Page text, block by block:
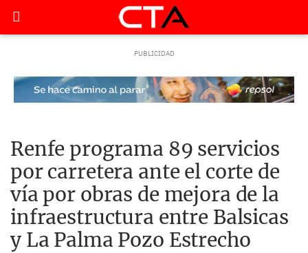
Renfe programa 89 servicios
por carretera ante el corte de
vía por obras de mejora de la
infraestructura entre Balsicas
y La Palma Pozo Estrecho